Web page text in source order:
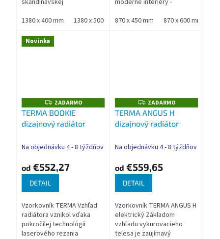
poličky, ktoré je možné
priečky vykurovacieho...
1380 x 400 mm 1380 x 500 mm 920 x 300 mm 920 x 400 mm
veľké kúpeľne, priestorné
870 x 450 mm 870 x 600 mm
Novinka
Z
A
D
A
R
O
ZADARMO
TERMA BOOKIE
dizajnový radiátor
Na objednávku 4 - 8 týždňov
od €552,27
DETAIL
Vzorkovník TERMA Vzhľad
radiátora vznikol vďaka
pokročilej technológii
laserového rezania
Z
A
D
A
R
O
ZADARMO
TERMA ANGUS H
dizajnový radiátor
Na objednávku 4 - 8 týždňov
od €559,65
DETAIL
Vzorkovník TERMA ANGUS H
elektrický Základom
vzhľadu vykurovacieho
telesa je zaujímavý